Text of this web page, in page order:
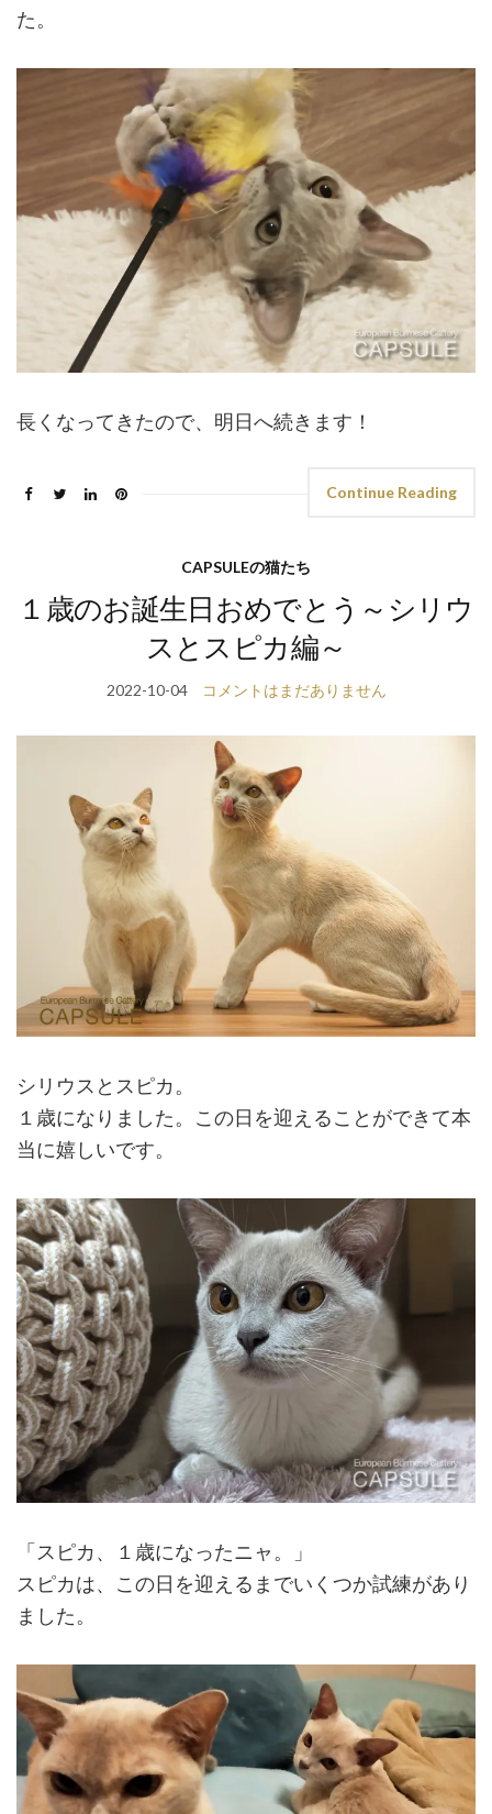
た。
長くなってきたので、明日へ続きます！
Continue Reading
CAPSULEの猫たち
１歳のお誕生日おめでとう～シリウ
スとスピカ編～
2022-10-04 コメントはまだありません
シリウスとスピカ。
１歳になりました。この日を迎えることができて本
当に嬉しいです。
「スピカ、１歳になったニャ。」
スピカは、この日を迎えるまでいくつか試練があり
ました。